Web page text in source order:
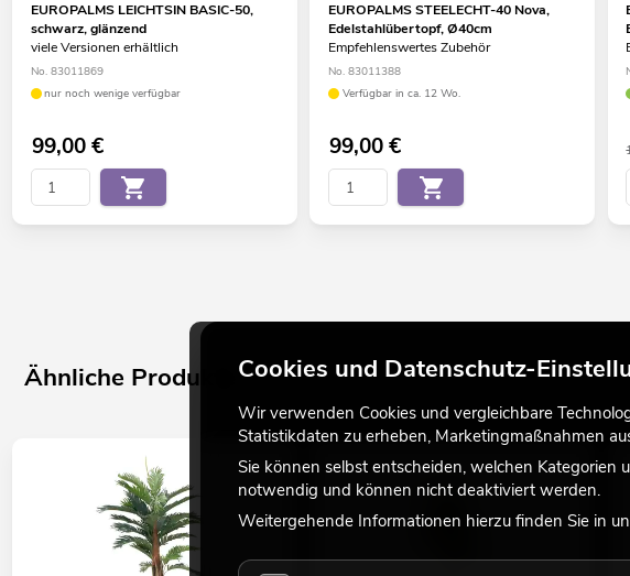
EUROPALMS LEICHTSIN BASIC-50,
schwarz, glänzend
viele Versionen erhältlich
No. 83011869
nur noch wenige verfügbar
99,00€
EUROPALMS STEELECHT-40 Nova,
Edelstahlübertopf, Ø40cm
Empfehlenswertes Zubehör
No. 83011388
Verfügbar in ca. 12 Wo.
99,00€
Ähnliche Produkte Cookies und Datenschutz-
Wir verwenden Cookies und vergleichbare
Statistikdaten zu erheben, Marketingmaßnahmen
Sie können selbst entscheiden, welchen Kategorien
notwendig und können nicht deaktiviert werden.
Weitergehende Informationen hierzu finden Sie in